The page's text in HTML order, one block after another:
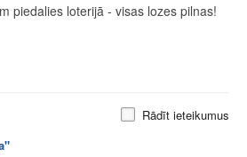
piedalies loterijā - visas lozes pilnas!
Rādīt ieteikumus